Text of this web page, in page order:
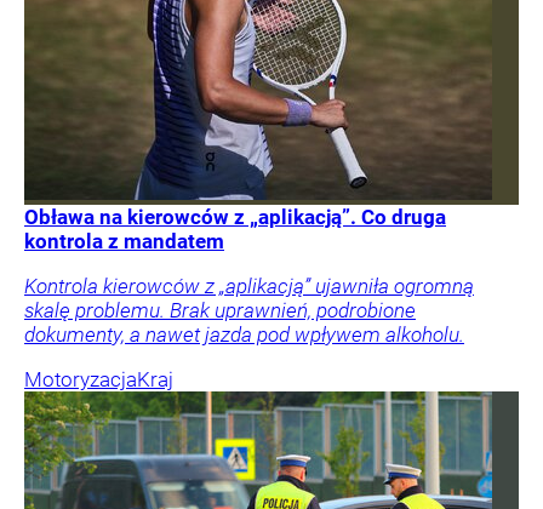
Obława na kierowców z „aplikacją”. Co druga
kontrola z mandatem
Kontrola kierowców z „aplikacją” ujawniła ogromną
skalę problemu. Brak uprawnień, podrobione
dokumenty, a nawet jazda pod wpływem alkoholu.
MotoryzacjaKraj